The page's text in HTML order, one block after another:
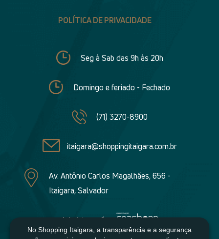
POLÍTICA DE PRIVACIDADE
Seg à Sab das 9h às 20h
Domingo e feriado - Fechado
(71) 3270-8900
itaigara@shoppingitaigara.com.br
Av. Antônio Carlos Magalhães, 656 -
Itaigara, Salvador
Administração:
No Shopping Itaigara, a transparência e a segurança